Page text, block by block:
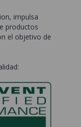
, impulsa
productos
el objetivo de